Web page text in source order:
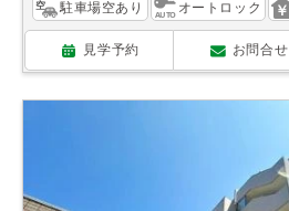
駐車場空あり
オートロック
見学予約 お問合せ